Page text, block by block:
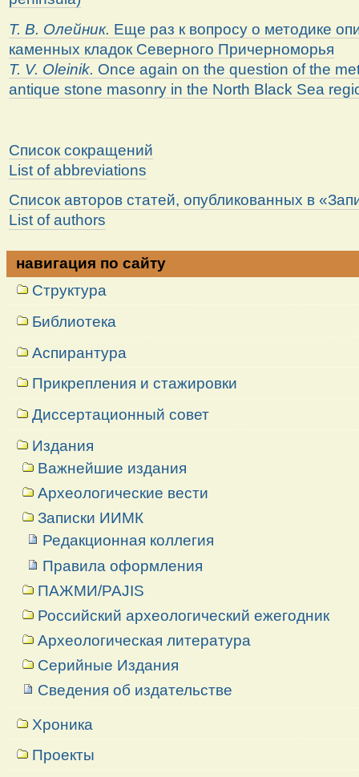
Т. В. Олейник. Еще раз к вопросу о методике
каменных кладок Северного Причерноморья
T. V. Oleinik. Once again on the question of the
antique stone masonry in the North Black Sea
Список сокращений
List of abbreviations
Список авторов статей, опубликованных в
List of authors
навигация по сайту
Структура
Библиотека
Аспирантура
Прикрепления и стажировки
Диссертационный совет
Издания
Важнейшие издания
Археологические вести
Записки ИИМК
Редакционная коллегия
Правила оформления
ПАЖМИ/PAJIS
Российский археологический ежегодник
Археологическая литература
Серийные Издания
Сведения об издательстве
Хроника
Проекты